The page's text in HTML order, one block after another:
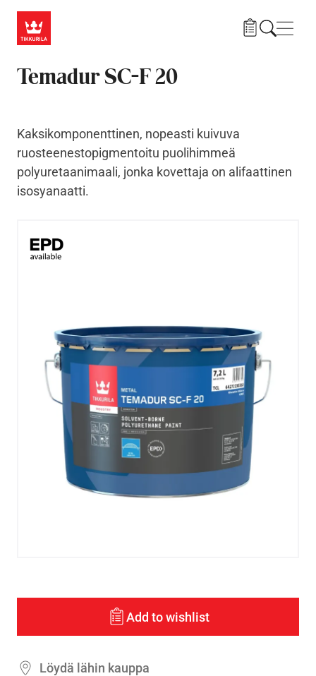
Temadur SC-F 20
Kaksikomponenttinen, nopeasti kuivuva
ruosteenestopigmentoitu puolihimmeä
polyuretaanimaali, jonka kovettaja on alifaattinen
isosyanaatti.
Add to wishlist
Löydä lähin kauppa